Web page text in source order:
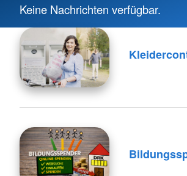
Keine Nachrichten verfügbar.